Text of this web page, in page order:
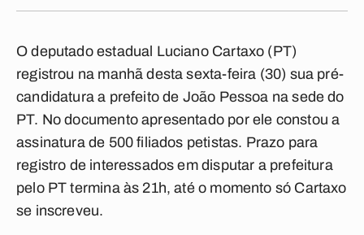
O deputado estadual Luciano Cartaxo (PT)
registrou na manhã desta sexta-feira (30) sua pré-
candidatura a prefeito de João Pessoa na sede do
PT. No documento apresentado por ele constou a
assinatura de 500 filiados petistas. Prazo para
registro de interessados em disputar a prefeitura
pelo PT termina às 21h, até o momento só Cartaxo
se inscreveu.